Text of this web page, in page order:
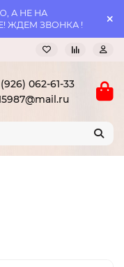
А НЕ НА
ЖДЕМ ЗВОНКА !
062-61-33